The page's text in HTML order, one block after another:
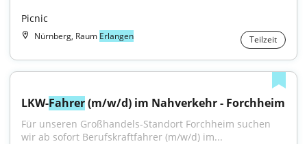
Picnic
Nürnberg, Raum Erlangen Teilzeit
LKW-Fahrer (m/w/d) im Nahverkehr - Forchheim
Für unseren Großhandels-Standort Forchheim suchen
wir ab sofort Berufskraftfahrer (m/w/d) im...